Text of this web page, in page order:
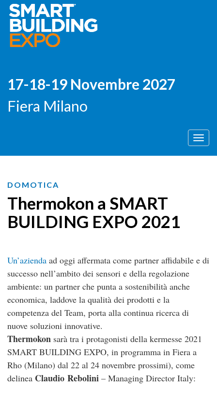
17-18-19 Novembre 2027
Fiera Milano
Menù
DOMOTICA
Thermokon a SMART
BUILDING EXPO 2021
Un’azienda ad oggi affermata come partner affidabile e di
successo nell’ambito dei sensori e della regolazione
ambiente: un partner che punta a sostenibilità anche
economica, laddove la qualità dei prodotti e la
competenza del Team, porta alla continua ricerca di
nuove soluzioni innovative.
Thermokon sarà tra i protagonisti della kermesse 2021
SMART BUILDING EXPO, in programma in Fiera a
Rho (Milano) dal 22 al 24 novembre prossimi), come
delinea Claudio Rebolini – Managing Director Italy: